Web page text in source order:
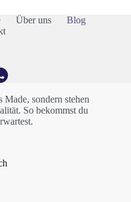
Über uns
Blog
sondern stehen
So bekommst du